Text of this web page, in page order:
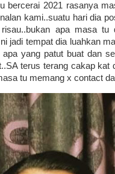
bercerai 2021 rasanya
kami..suatu hari dia
apa masa
jadi tempat dia luahkan
yang patut buat dan
terus terang cakap
tu memang x contact